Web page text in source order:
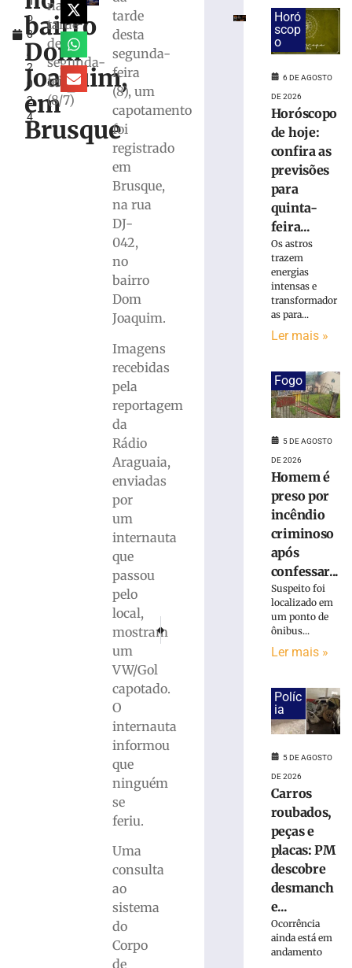
o
8
2
0
2
4
bairro
Dom
Joaquim,
em
Brusque
na
tarde
desta
segunda-
feira
(8/7)
tarde
desta
segunda-
feira
(8), um
capotamento
foi
registrado
em
Brusque,
na rua
DJ-
042,
no
bairro
Dom
Joaquim.
Imagens
recebidas
pela
reportagem
da
Rádio
Araguaia,
enviadas
por
um
internauta
que
passou
pelo
local,
mostram
um
VW/Gol
capotado.
O
internauta
informou
que
ninguém
se
feriu.
Uma
consulta
ao
sistema
do
Corpo
de
Arrecadação de Santa Catarina soma
Receita Federal apreende R$ 150 mil em
incêndio
criminoso
confessar
Polícia
Militar
Motorista
desviar
cachorro
roubados,
placas:
descobre
desmanche
clandestino
margens
Horó
scop
o
6 DE AGOSTO
DE 2026
Horóscopo
de hoje:
confira as
previsões
para
quinta-
feira...
Os astros
trazem
energias
intensas e
transformador
as para...
Ler mais »
Fogo
5 DE AGOSTO
DE 2026
Homem é
preso por
incêndio
criminoso
após
confessar...
Suspeito foi
localizado em
um ponto de
ônibus...
Ler mais »
Políc
ia
5 DE AGOSTO
DE 2026
Carros
roubados,
peças e
placas: PM
descobre
desmanch
e...
Ocorrência
ainda está em
andamento